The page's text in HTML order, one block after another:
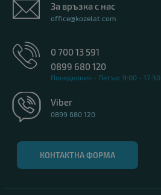
За връзка с нас
office@kozelat.com
0 700 13 591
0899 680 120
Понеделник - Петък: 9:00 - 17:30
Viber
0899 680 120
КОНТАКТНА ФОРМА